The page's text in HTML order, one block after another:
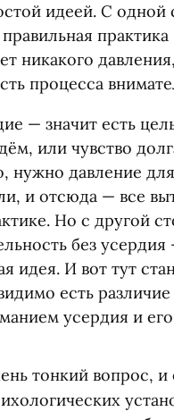
идеей. С одной
практика
никакого
процесса
— значит есть
или чувство
нужно давление для
и отсюда — все
Но с другой
без усердия
идея. И вот тут
есть
усердия и
тонкий вопрос, и